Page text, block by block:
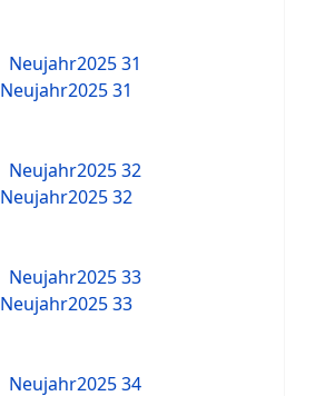
Neujahr2025 31
Neujahr2025 32
Neujahr2025 33